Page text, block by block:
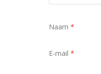
Naam *
E-mail *